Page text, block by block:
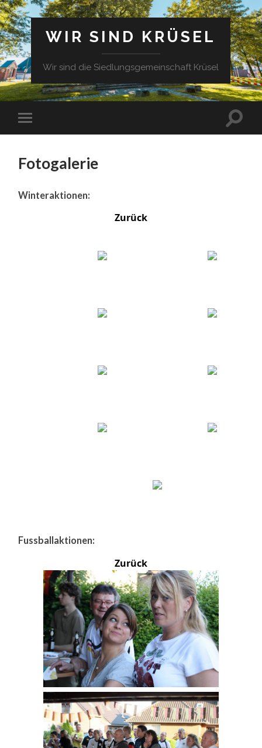
WIR SIND KRÜSEL
Wir sind die Siedlungsgemeinschaft Krüsel
Fotogalerie
Winteraktionen:
Zurück
Fussballaktionen:
Zurück